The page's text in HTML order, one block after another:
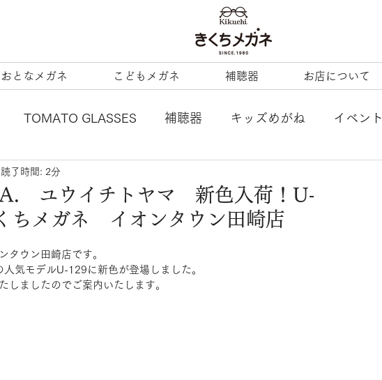
おとなメガネ こどもメガネ 補聴器 お店について
TOMATO GLASSES 補聴器 キッズめがね イベント
DJUAL
AQUALIBERTY LineArt COACH
mezzopiano
ユウイチトヤマ 新色入荷！U-
ガネ イオンタウン田崎店
読了時間: 2分
タウン田崎店です。
気モデルU-129に新色が登場しました。
しましたのでご案内いたします。